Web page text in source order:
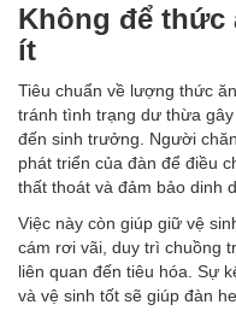
Không để thức
ít
Tiêu chuẩn về lượng thức
tránh tình trạng dư thừa
đến sinh trưởng. Người
phát triển của đàn để điều
thất thoát và đảm bảo dinh
Việc này còn giúp giữ vệ
cám rơi vãi, duy trì chuồng
liên quan đến tiêu hóa. Sự
và vệ sinh tốt sẽ giúp đàn